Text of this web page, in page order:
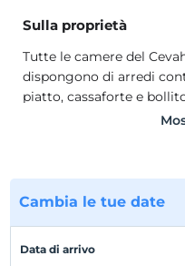
Sulla proprietà
Tutte le camere del
dispongono di arredi
piatto, cassaforte e
gratuiti. I moderni bagni
Alcune camere hanno
presso il Cevahir Hotel
Antigoni Rotisserie, Pita
Cambia le tue date
Data di arrivo